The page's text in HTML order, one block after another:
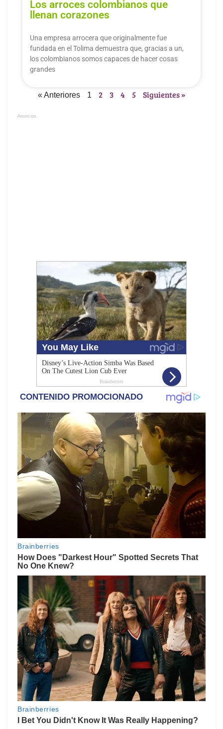
Los arroces colombianos que
llenan corazones
Una empresa arrocera que originalmente fue
fundada en el Tolima demuestra que, gracias a un,
los colombianos somos capaces de hacer cosas
grandes
« Anteriores 1 2 3 4 5 Siguientes »
Anuncios.